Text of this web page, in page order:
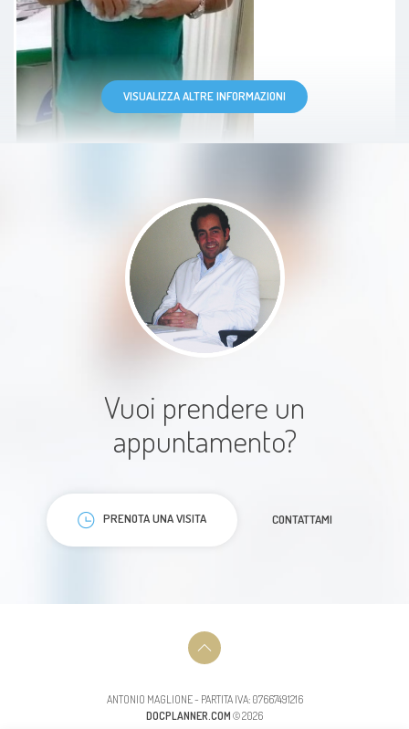
Medico eccezionale, prima di tutto
una persona molto umana e
attenta. Mi sono sempre sentita
ascoltata, capita e seguita con
gentilezza a qualsiasi ora, cosa
davvero rara e preziosa. Trasmette
serenità e fiducia in ogni visita. Lo
consiglio davvero di cuore.
Paziente
sincera, umana e sempre
Paziente
VISUALIZZA ALTRE INFORMAZIONI
Vuoi prendere un
appuntamento?
PRENOTA UNA VISITA CONTATTAMI
ANTONIO MAGLIONE - PARTITA IVA: 07667491216
DOCPLANNER.COM © 2026